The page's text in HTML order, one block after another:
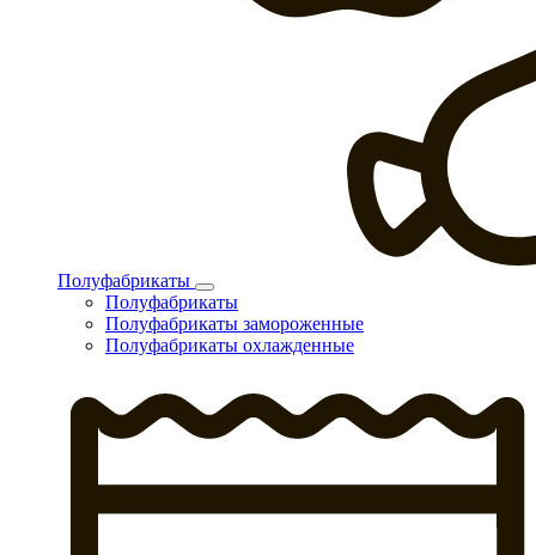
Полуфабрикаты
Полуфабрикаты
Полуфабрикаты замороженные
Полуфабрикаты охлажденные